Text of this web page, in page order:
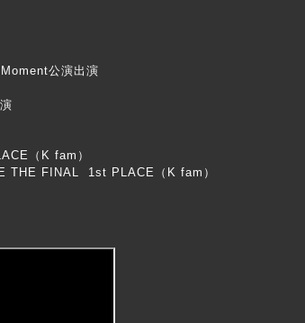
公演出演
（K fam）
THE FINAL 1st PLACE（K fam）